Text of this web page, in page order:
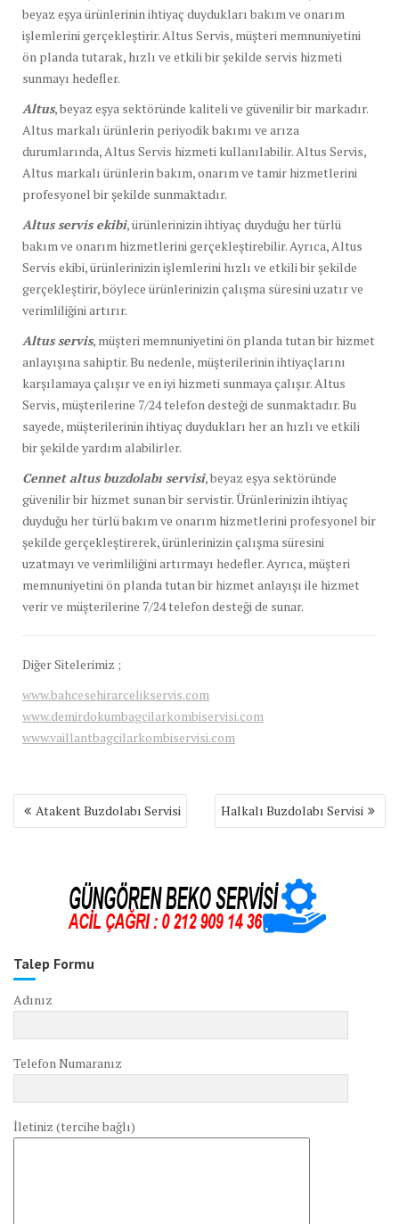
beyaz eşya ürünlerinin ihtiyaç duydukları bakım ve onarım
işlemlerini gerçekleştirir. Altus Servis, müşteri memnuniyetini
ön planda tutarak, hızlı ve etkili bir şekilde servis hizmeti
sunmayı hedefler.
Altus, beyaz eşya sektöründe kaliteli ve güvenilir bir markadır.
Altus markalı ürünlerin periyodik bakımı ve arıza
durumlarında, Altus Servis hizmeti kullanılabilir. Altus Servis,
Altus markalı ürünlerin bakım, onarım ve tamir hizmetlerini
profesyonel bir şekilde sunmaktadır.
Altus servis ekibi, ürünlerinizin ihtiyaç duyduğu her türlü
bakım ve onarım hizmetlerini gerçekleştirebilir. Ayrıca, Altus
Servis ekibi, ürünlerinizin işlemlerini hızlı ve etkili bir şekilde
gerçekleştirir, böylece ürünlerinizin çalışma süresini uzatır ve
verimliliğini artırır.
Altus servis, müşteri memnuniyetini ön planda tutan bir hizmet
anlayışına sahiptir. Bu nedenle, müşterilerinin ihtiyaçlarını
karşılamaya çalışır ve en iyi hizmeti sunmaya çalışır. Altus
Servis, müşterilerine 7/24 telefon desteği de sunmaktadır. Bu
sayede, müşterilerinin ihtiyaç duydukları her an hızlı ve etkili
bir şekilde yardım alabilirler.
Cennet altus buzdolabı servisi, beyaz eşya sektöründe
güvenilir bir hizmet sunan bir servistir. Ürünlerinizin ihtiyaç
duyduğu her türlü bakım ve onarım hizmetlerini profesyonel bir
şekilde gerçekleştirerek, ürünlerinizin çalışma süresini
uzatmayı ve verimliliğini artırmayı hedefler. Ayrıca, müşteri
memnuniyetini ön planda tutan bir hizmet anlayışı ile hizmet
verir ve müşterilerine 7/24 telefon desteği de sunar.
Diğer Sitelerimiz ;
www.bahcesehirarcelikservis.com
www.demirdokumbagcilarkombiservisi.com
www.vaillantbagcilarkombiservisi.com
Yazı
gezinmesi
Atakent Buzdolabı Servisi Halkalı Buzdolabı Servisi
Talep Formu
Adınız
Telefon Numaranız
İletiniz (tercihe bağlı)